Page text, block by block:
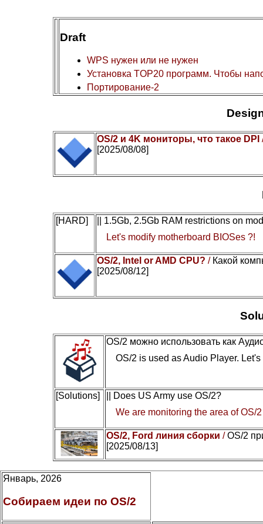
Draft
WPS нужен или не нужен
Установка TOP20 программ. Чтобы
Портирование-2
OS/2 и 4K мониторы, что такое DPI
[2025/08/08]
[HARD]
|| 1.5Gb, 2.5Gb RAM restrictions on
Let's modify motherboard BIOSes ?!
OS/2, Intel or AMD CPU? / Какой
[2025/08/12]
OS/2 можно использовать как
OS/2 is used as Audio Player.
[Solutions]
|| Does US Army use OS/2?
We are monitoring the area of OS/
OS/2, Ford линия сборки /OS/2
[2025/08/13]
Январь, 2026
Собираем идеи по OS/2